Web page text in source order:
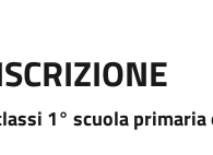
1° scuola